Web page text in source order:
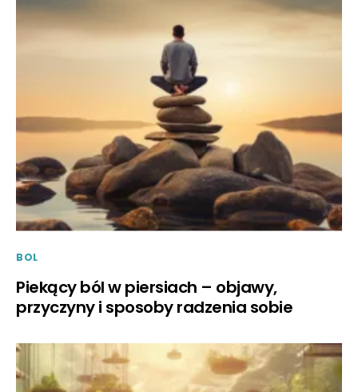
BOL
Piekący ból w piersiach – objawy,
przyczyny i sposoby radzenia sobie